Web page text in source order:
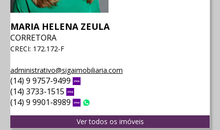
MARIA HELENA ZEULA
CORRETORA
CRECI: 172.172-F
administrativo@sigaimobiliaria.com
(14) 9 9757-9499
(14) 3733-1515
(14) 9 9901-8989 Vivo
Ver todos os imóveis